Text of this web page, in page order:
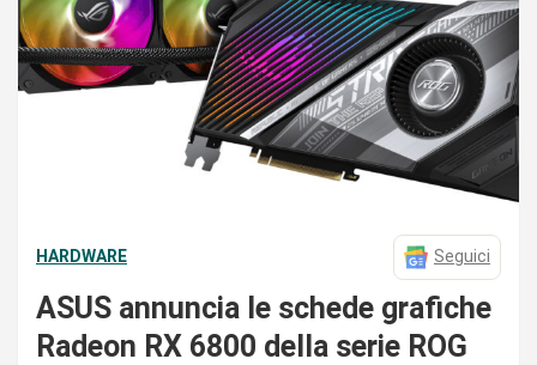
HARDWARE Seguici
ASUS annuncia le schede grafiche
Radeon RX 6800 della serie ROG